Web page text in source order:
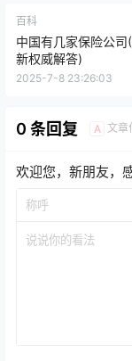
百科
中国有几家保险公
新权威解答)
2025-7-8 23:26:03
0 条回复 A 文章
欢迎您，新朋友，